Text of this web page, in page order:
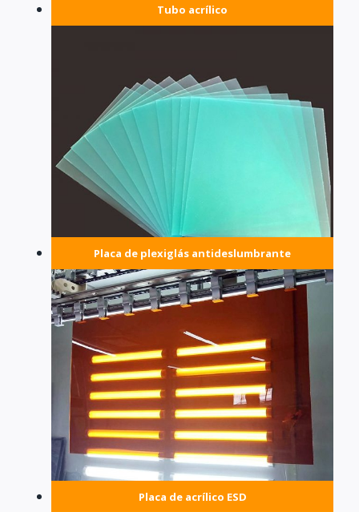
Tubo acrílico
Placa de plexiglás antideslumbrante
Placa de acrílico ESD